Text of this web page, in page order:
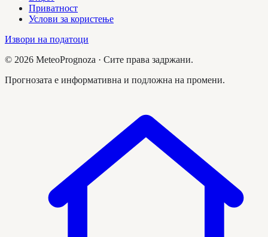
Приватност
Услови за користење
Извори на податоци
© 2026 MeteoPrognoza · Сите права задржани.
Прогнозата е информативна и подложна на промени.